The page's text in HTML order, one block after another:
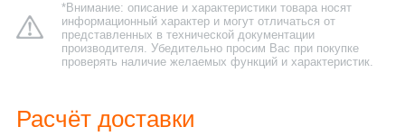
*Внимание: описание и характеристики товара носят
информационный характер и могут отличаться от
представленных в технической документации
производителя. Убедительно просим Вас при покупке
проверять наличие желаемых функций и характеристик.
Расчёт доставки